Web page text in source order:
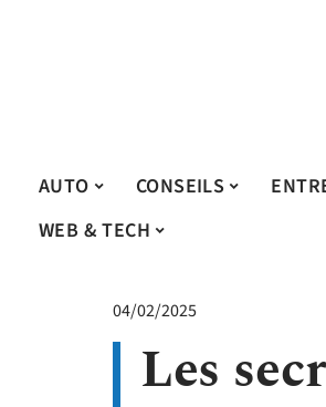
AUTO CONSEILS
WEB & TECH
04/02/2025
Les